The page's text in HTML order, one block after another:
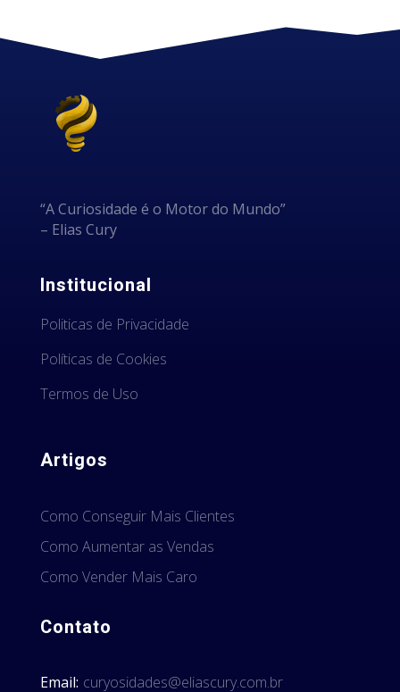
“A Curiosidade é o Motor do Mundo”
– Elias Cury
Institucional
Politicas de Privacidade
Políticas de Cookies
Termos de Uso
Artigos
Como Conseguir Mais Clientes
Como Aumentar as Vendas
Como Vender Mais Caro
Contato
Email: curyosidades@eliascury.com.br